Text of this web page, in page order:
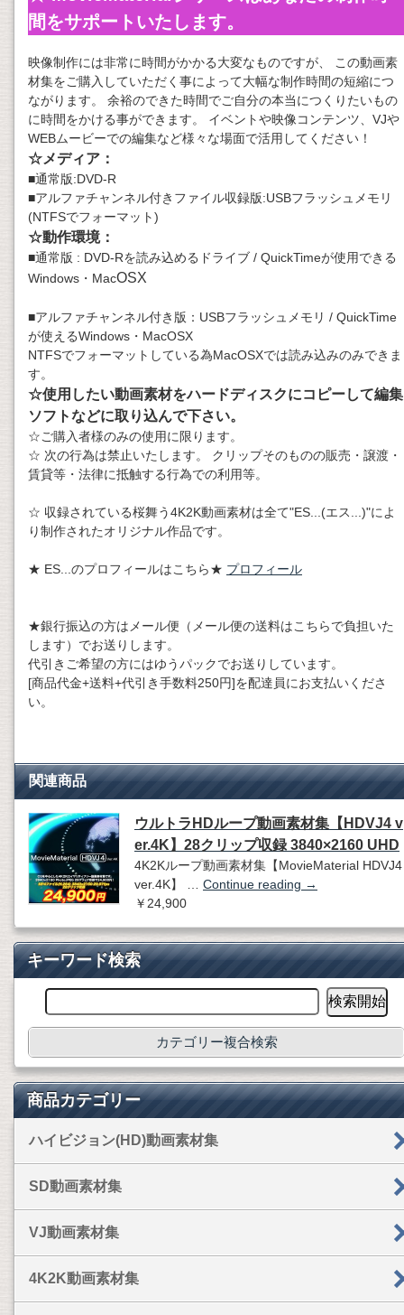
間をサポートいたします。
映像制作には非常に時間がかかる大変なものですが、 この動画素
材集をご購入していただく事によって大幅な制作時間の短縮につ
ながります。 余裕のできた時間でご自分の本当につくりたいもの
に時間をかける事ができます。 イベントや映像コンテンツ、VJや
WEBムービーでの編集など様々な場面で活用してください！
☆メディア：
■通常版:DVD-R
■アルファチャンネル付きファイル収録版:USBフラッシュメモリ
(NTFSでフォーマット)
☆動作環境：
■通常版 : DVD-Rを読み込めるドライブ / QuickTimeが使用できる
Windows・MacOSX
■アルファチャンネル付き版：USBフラッシュメモリ / QuickTime
が使えるWindows・MacOSX
NTFSでフォーマットしている為MacOSXでは読み込みのみできま
す。
☆使用したい動画素材をハードディスクにコピーして編集
ソフトなどに取り込んで下さい。
☆ご購入者様のみの使用に限ります。
☆ 次の行為は禁止いたします。 クリップそのものの販売・譲渡・
賃貸等・法律に抵触する行為での利用等。
☆ 収録されている桜舞う4K2K動画素材は全て"ES...(エス...)"によ
り制作されたオリジナル作品です。
★ ES...のプロフィールはこちら★ プロフィール
★銀行振込の方はメール便（メール便の送料はこちらで負担いた
します）でお送りします。
代引きご希望の方にはゆうパックでお送りしています。
[商品代金+送料+代引き手数料250円]を配達員にお支払いくださ
い。
関連商品
ウルトラHDループ動画素材集【HDVJ4 v
er.4K】28クリップ収録 3840×2160 UHD
4K2Kループ動画素材集【MovieMaterial HDVJ4
ver.4K】 … Continue reading →
￥24,900
キーワード検索
カテゴリー複合検索
商品カテゴリー
ハイビジョン(HD)動画素材集
SD動画素材集
VJ動画素材集
4K2K動画素材集